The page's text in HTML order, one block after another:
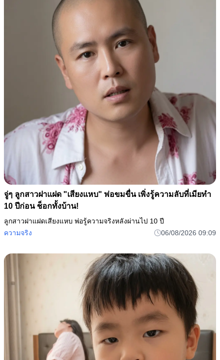
จู่ๆ ลูกสาวฝาแฝด "เสียงแหบ" พ่อขมขื่น เพิ่งรู้ความลับที่เมียทำ
10 ปีก่อน ช็อกทั้งบ้าน!
ลูกสาวฝาแฝดเสียงแหบ พ่อรู้ความจริงหลังผ่านไป 10 ปี
ความจริง
06/08/2026 09:09